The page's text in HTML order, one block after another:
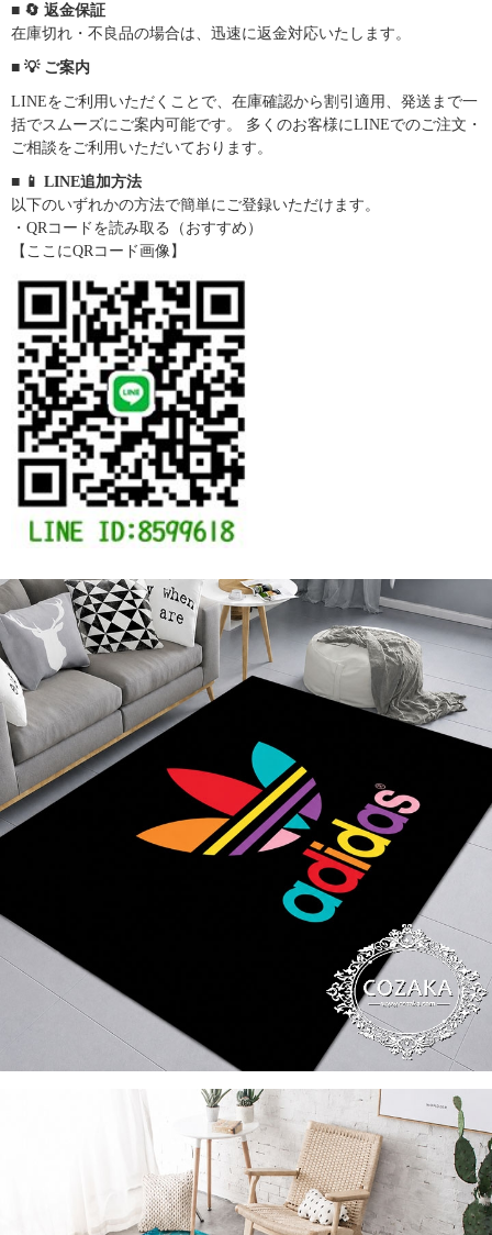
■ 🔄 返金保証
在庫切れ・不良品の場合は、迅速に返金対応いたします。
■ 💡 ご案内
LINEをご利用いただくことで、在庫確認から割引適用、発送まで一
括でスムーズにご案内可能です。 多くのお客様にLINEでのご注文・
ご相談をご利用いただいております。
■ 📱 LINE追加方法
以下のいずれかの方法で簡単にご登録いただけます。
・QRコードを読み取る（おすすめ）
【ここにQRコード画像】